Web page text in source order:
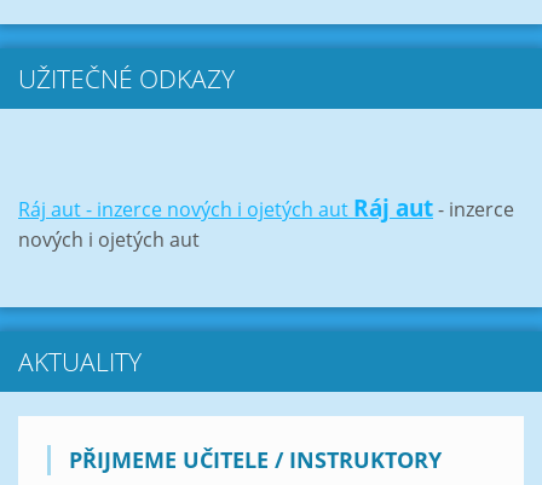
UŽITEČNÉ ODKAZY
Ráj aut - inzerce nových i ojetých aut Ráj aut- inzerce
nových i ojetých aut
AKTUALITY
PŘIJMEME UČITELE / INSTRUKTORY